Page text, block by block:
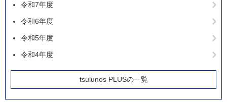
令和7年度
令和6年度
令和5年度
令和4年度
tsulunos PLUSの一覧